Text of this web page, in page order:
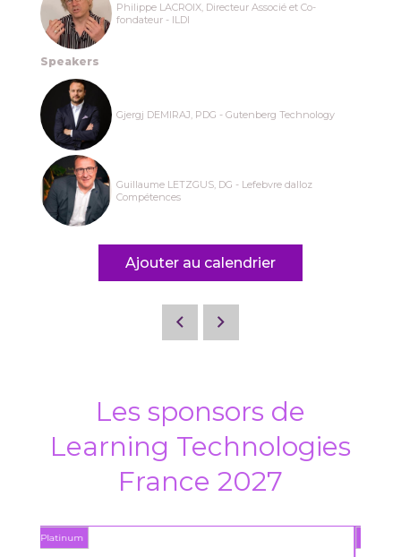
Philippe LACROIX, Directeur Associé et Co-
fondateur - ILDI
Speakers
Gjergj DEMIRAJ, PDG - Gutenberg Technology
Guillaume LETZGUS, DG - Lefebvre dalloz
Compétences
Ajouter au calendrier
Les sponsors de
Learning Technologies
France 2027
Platinum